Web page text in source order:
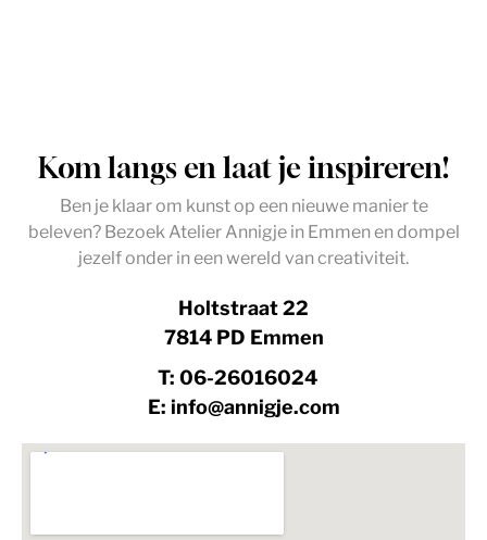
Kom langs en laat je inspireren!
Ben je klaar om kunst op een nieuwe manier te
beleven? Bezoek Atelier Annigje in Emmen en dompel
jezelf onder in een wereld van creativiteit.
Holtstraat 22
7814 PD Emmen
T: 06-26016024
E: info@annigje.com